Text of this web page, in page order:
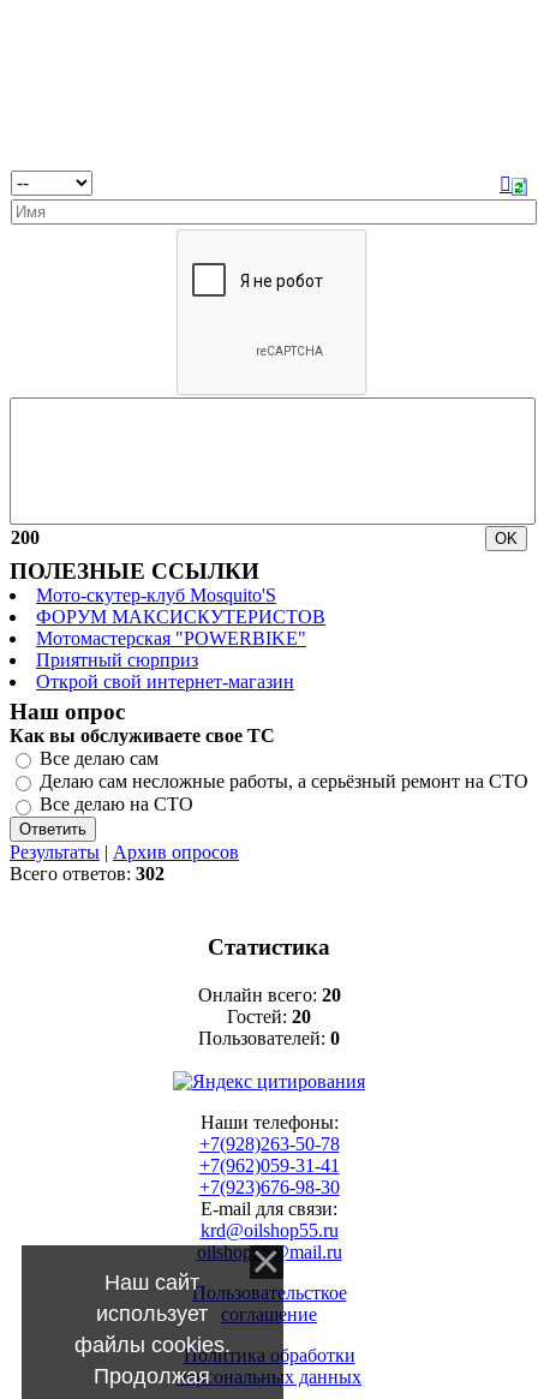
200
ПОЛЕЗНЫЕ ССЫЛКИ
Мото-скутер-клуб Mosquito'S
ФОРУМ МАКСИСКУТЕРИСТОВ
Мотомастерская "POWERBIKE"
Приятный сюрприз
Открой свой интернет-магазин
Наш опрос
Как вы обслуживаете свое ТС
Все делаю сам
Делаю сам несложные работы, а серьёзный ремонт на СТО
Все делаю на СТО
Результаты | Архив опросов
Всего ответов: 302
Статистика
Онлайн всего: 20
Гостей: 20
Пользователей: 0
Наши телефоны:
+7(928)263-50-78
+7(962)059-31-41
+7(923)676-98-30
E-mail для связи:
krd@oilshop55.ru
oilshop55@mail.ru
Пользовательсткое
соглашение
Политика обработки
персональных данных
Наш сайт
использует
файлы cookies.
Продолжая